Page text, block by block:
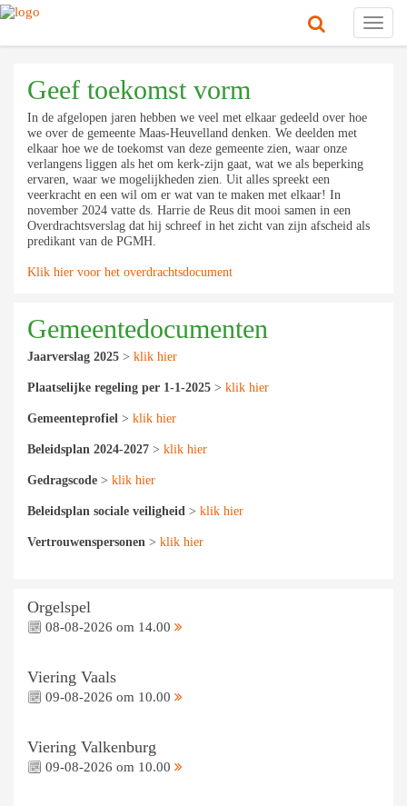
Geef toekomst vorm
In de afgelopen jaren hebben we veel met elkaar gedeeld over hoe
we over de gemeente Maas-Heuvelland denken. We deelden met
elkaar hoe we de toekomst van deze gemeente zien, waar onze
verlangens liggen als het om kerk-zijn gaat, wat we als beperking
ervaren, waar we mogelijkheden zien. Uit alles spreekt een
veerkracht en een wil om er wat van te maken met elkaar! In
november 2024 vatte ds. Harrie de Reus dit mooi samen in een
Overdrachtsverslag dat hij schreef in het zicht van zijn afscheid als
predikant van de PGMH.
Klik hier voor het overdrachtsdocument
Gemeentedocumenten
Jaarverslag 2025 > klik hier
Plaatselijke regeling per 1-1-2025 > klik hier
Gemeenteprofiel > klik hier
Beleidsplan 2024-2027 > klik hier
Gedragscode > klik hier
Beleidsplan sociale veiligheid > klik hier
Vertrouwenspersonen > klik hier
Orgelspel
08-08-2026 om 14.00
Viering Vaals
09-08-2026 om 10.00
Viering Valkenburg
09-08-2026 om 10.00